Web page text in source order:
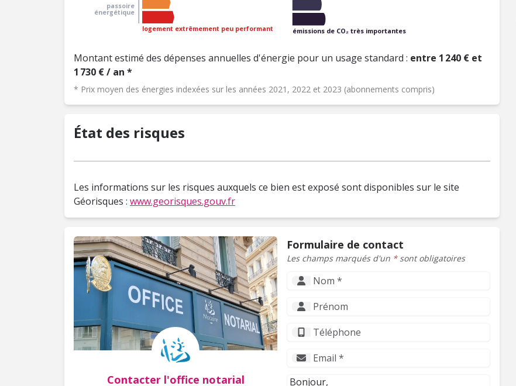
logement extrêmement peu performant
passoire
énergétique
émissions de CO₂ très importantes
Montant estimé des dépenses annuelles d'énergie pour un usage standard : entre 1 240 € et
1 730 € / an *
* Prix moyen des énergies indexées sur les années 2021, 2022 et 2023 (abonnements compris)
État des risques
Les informations sur les risques auxquels ce bien est exposé sont disponibles sur le site
Géorisques : www.georisques.gouv.fr
Contacter l'office notarial
Formulaire de contact
Les champs marqués d'un *sont obligatoires